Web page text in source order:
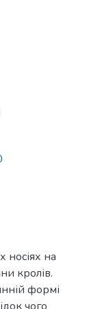
носіях на
кролів.
формі